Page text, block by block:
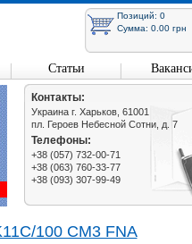
Контакты:
Украина г. Харьков, 61001
пл. Героев Небесной Сотни, д. 7
Телефоны:
+38 (057) 732-00-71
+38 (063) 760-33-77
+38 (093) 307-99-49
100 CM3 FNA
Позиций: 0
Сумма: 0.00 грн
Статьи